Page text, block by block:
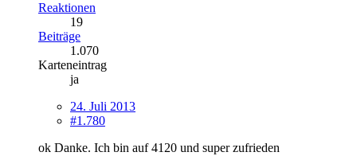
Reaktionen
19
Beiträge
1.070
Karteneintrag
ja
24. Juli 2013
#1.780
ok Danke. Ich bin auf 4120 und super zufrieden